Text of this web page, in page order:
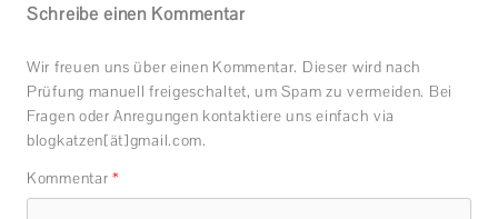
Schreibe einen Kommentar
Wir freuen uns über einen Kommentar. Dieser wird nach
Prüfung manuell freigeschaltet, um Spam zu vermeiden. Bei
Fragen oder Anregungen kontaktiere uns einfach via
blogkatzen[ät]gmail.com.
Kommentar *